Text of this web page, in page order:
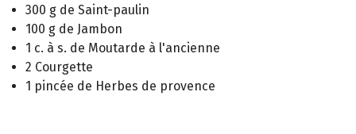
300 g de Saint-paulin
100 g de Jambon
1 c. à s. de Moutarde à l'ancienne
2 Courgette
1 pincée de Herbes de provence